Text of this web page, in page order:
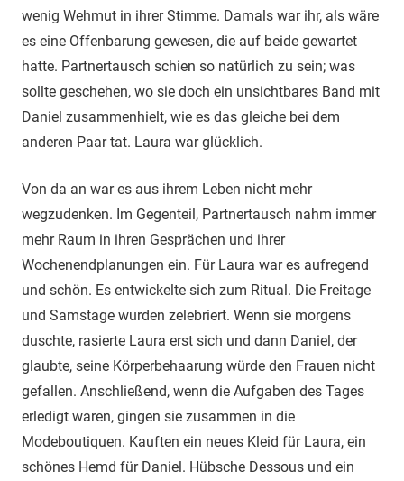
wenig Wehmut in ihrer Stimme. Damals war ihr, als wäre
es eine Offenbarung gewesen, die auf beide gewartet
hatte. Partnertausch schien so natürlich zu sein; was
sollte geschehen, wo sie doch ein unsichtbares Band mit
Daniel zusammenhielt, wie es das gleiche bei dem
anderen Paar tat. Laura war glücklich.
Von da an war es aus ihrem Leben nicht mehr
wegzudenken. Im Gegenteil, Partnertausch nahm immer
mehr Raum in ihren Gesprächen und ihrer
Wochenendplanungen ein. Für Laura war es aufregend
und schön. Es entwickelte sich zum Ritual. Die Freitage
und Samstage wurden zelebriert. Wenn sie morgens
duschte, rasierte Laura erst sich und dann Daniel, der
glaubte, seine Körperbehaarung würde den Frauen nicht
gefallen. Anschließend, wenn die Aufgaben des Tages
erledigt waren, gingen sie zusammen in die
Modeboutiquen. Kauften ein neues Kleid für Laura, ein
schönes Hemd für Daniel. Hübsche Dessous und ein